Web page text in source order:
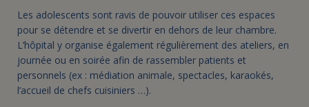
Les adolescents sont ravis de pouvoir utiliser ces espaces
pour se détendre et se divertir en dehors de leur chambre.
L’hôpital y organise également régulièrement des ateliers, en
journée ou en soirée afin de rassembler patients et
personnels (ex : médiation animale, spectacles, karaokés,
l’accueil de chefs cuisiniers …).